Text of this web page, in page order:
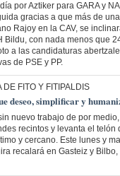
por Aztiker para GARA y
gracias a que más de
Rajoy en la CAV, se
Bildu, con nada menos que
a las candidaturas
de PSE y PP.
FITO Y FITIPALDIS
deseo, simplificar y
nuevo trabajo de por
recintos y levanta el telón
y cercano. Este lunes y
recalará en Gasteiz y